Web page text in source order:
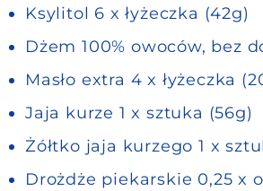
Ksylitol 6 x łyżeczka (42g)
Dżem 100% owoców, bez
Masło extra 4 x łyżeczka
Jaja kurze 1 x sztuka (56g)
Żółtko jaja kurzego 1 x
Drożdże piekarskie 0,25 x